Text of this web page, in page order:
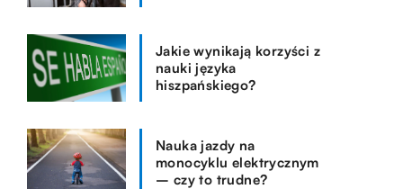
Jakie wynikają korzyści z
nauki języka
hiszpańskiego?
Nauka jazdy na
monocyklu elektrycznym
– czy to trudne?